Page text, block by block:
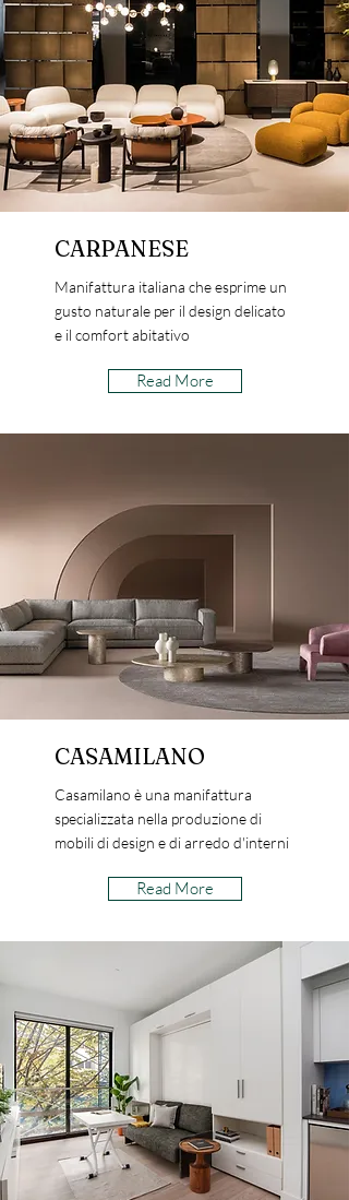
CARPANESE
Manifattura italiana che esprime un
gusto naturale per il design delicato
e il comfort abitativo
Read More
CASAMILANO
Casamilano è una manifattura
specializzata nella produzione di
mobili di design e di arredo d'interni
Read More